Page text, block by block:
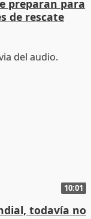
preparan para
de rescate
10:01
todavía no